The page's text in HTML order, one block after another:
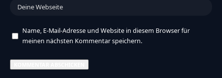
Name, E-Mail-Adresse und Website in diesem Browser für
meinen nächsten Kommentar speichern.